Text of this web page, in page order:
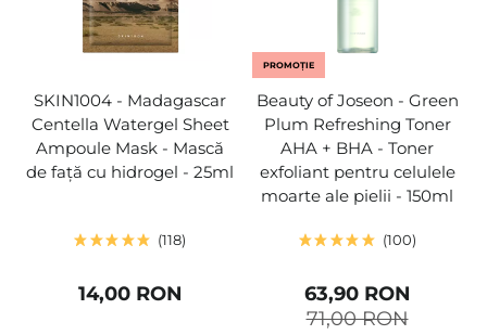
SKIN1004 - Madagascar
Centella Watergel Sheet
Ampoule Mask - Mască
de față cu hidrogel - 25ml
118
14,00 RON
PROMOȚIE
Beauty of Joseon - Green
Plum Refreshing Toner
AHA + BHA - Toner
exfoliant pentru celulele
moarte ale pielii - 150ml
100
71,00 RON
63,90 RON